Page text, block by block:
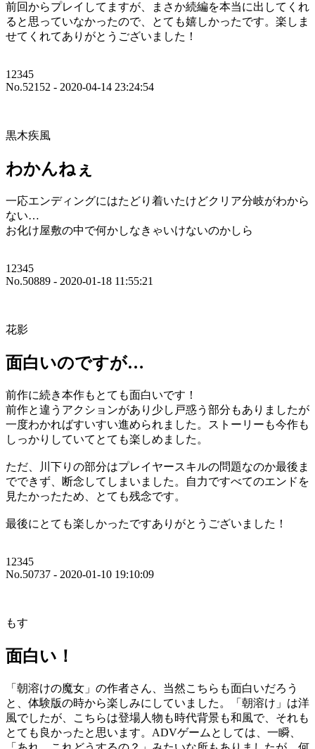
前回からプレイしてますが、まさか続編を本当に出してくれ
ると思っていなかったので、とても嬉しかったです。楽しま
せてくれてありがとうございました！
12345
No.52152 - 2020-04-14 23:24:54
黒木疾風
わかんねぇ
一応エンディングにはたどり着いたけどクリア分岐がわから
ない…
お化け屋敷の中で何かしなきゃいけないのかしら
12345
No.50889 - 2020-01-18 11:55:21
花影
面白いのですが…
前作に続き本作もとても面白いです！
前作と違うアクションがあり少し戸惑う部分もありましたが
一度わかればすいすい進められました。ストーリーも今作も
しっかりしていてとても楽しめました。
ただ、川下りの部分はプレイヤースキルの問題なのか最後ま
でできず、断念してしまいました。自力ですべてのエンドを
見たかったため、とても残念です。
最後にとても楽しかったですありがとうございました！
12345
No.50737 - 2020-01-10 19:10:09
もす
面白い！
「朝溶けの魔女」の作者さん、当然こちらも面白いだろう
と、体験版の時から楽しみにしていました。「朝溶け」は洋
風でしたが、こちらは登場人物も時代背景も和風で、それも
とても良かったと思います。ADVゲームとしては、一瞬、